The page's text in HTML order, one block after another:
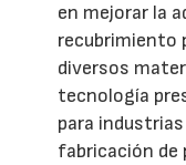
en mejorar la
recubrimiento
diversos
tecnología
para
fabricación